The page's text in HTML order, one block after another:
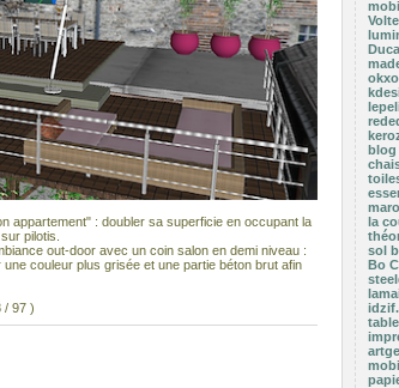
appartement" : doubler sa superficie en occupant la
pilotis.
out-door avec un coin salon en demi niveau :
couleur plus grisée et une partie béton brut afin
/ 97 )
blog
la
sol
Bo